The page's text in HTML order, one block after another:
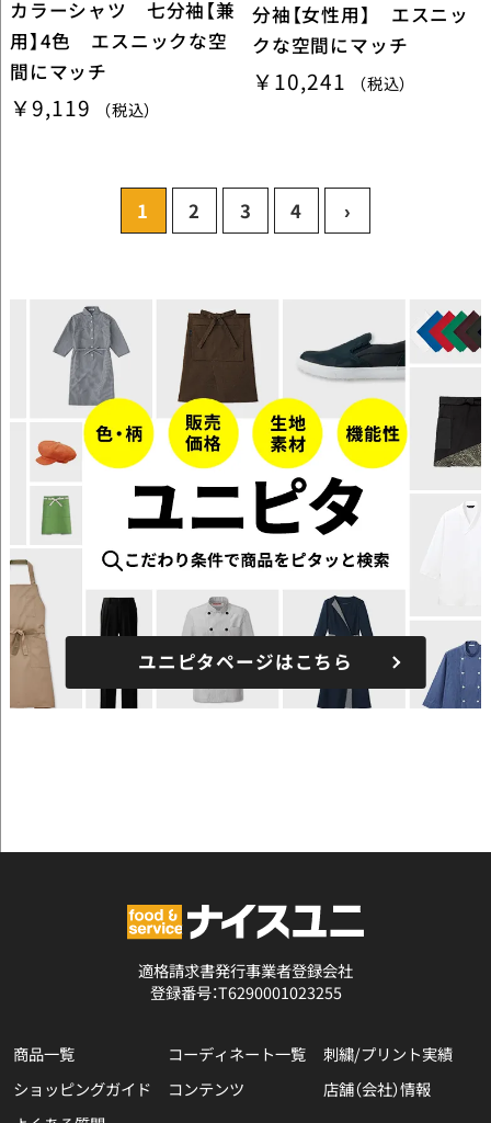
カラーシャツ 七分袖【兼
用】4色 エスニックな空
間にマッチ
￥9,119 （税込）
分袖【女性用】 エスニッ
クな空間にマッチ
￥10,241 （税込）
1 2 3 4 ›
ユニピタページはこちら
適格請求書発行事業者登録会社
登録番号：T6290001023255
商品一覧 コーディネート一覧
刺繍/プリント実績
ショッピングガイド
コンテンツ
店舗（会社）情報